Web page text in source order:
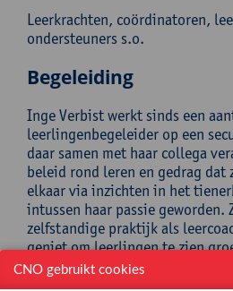
Leerkrachten, coördinatoren,
ondersteuners s.o.
Begeleiding
Inge Verbist werkt sinds een
leerlingenbegeleider op een
daar samen met haar collega
beleid rond leren en gedrag dat
elkaar via inzichten in het
intussen haar passie geworden.
zelfstandige praktijk als
geniet om leerlingen te zien
vinden in het leren.
CNO gebruikt cookies